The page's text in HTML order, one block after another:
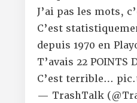
J’ai pas les mots,
C’est
depuis 1970 en
T’avais 22
C’est terrible…
— TrashTalk